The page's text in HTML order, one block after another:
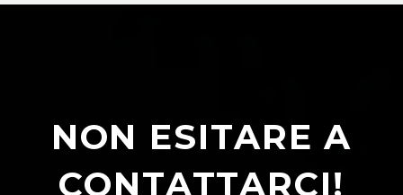
NON ESITARE A
CONTATTARCI!